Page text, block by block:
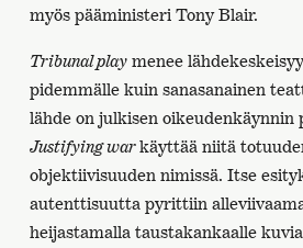
myös pääministeri Tony Blair.
Tribunal playmenee
pidemmälle kuin sanasanainen
lähde on julkisen oikeudenkäynnin
Justifying warkäyttää niitä
objektiivisuuden nimissä. Itse
autenttisuutta pyrittiin
heijastamalla taustakankaalle